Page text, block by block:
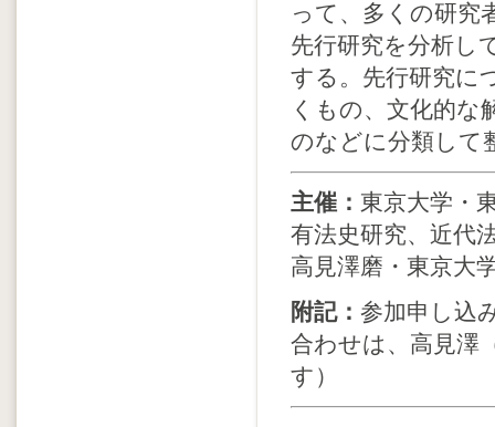
って、多くの研究
先行研究を分析し
する。先行研究に
くもの、文化的な
のなどに分類して
主催： 東京大学・
有法史研究、近代
高見澤磨・東京大
附記： 参加申し込
合わせは、高見澤
す）